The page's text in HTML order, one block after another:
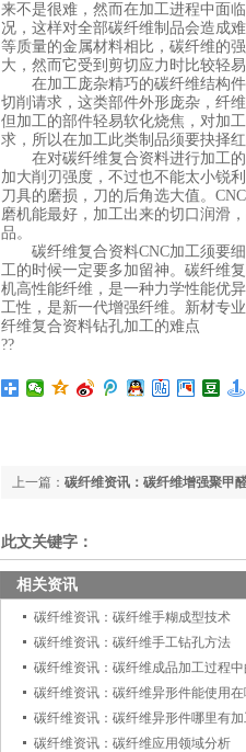
来不是很难，然而在加工进程中面
况，这样对全部碳纤维制品会造成
等质量的金属材料相比，碳纤维的
大，然而它受到剪切应力时比较轻
在加工庞杂精巧的碳纤维结构件
切削请求，这类部件外形庞杂，纤
但加工的部件轻易软化烧焦，对加
求，所以在加工此类制品须要抉择
在对碳纤维复合资料进行加工的
加大削刃强度，不过也不能太小锐
刀具的磨损，刀的后角选大值。
磨机能最好，加工出来的切口润滑
品。
碳纤维复合资料CNC加工须要细
工的时候一定要多加留神。 碳纤维
机高性能纤维，是一种力学性能优
工性，是新一代增强纤维。新材专
纤维复合资料钻孔加工的难点
??
上一篇： 碳纤维资讯：碳纤维增强聚甲
此文关键字：
相关资讯
碳纤维资讯：碳纤维手糊成型技术
碳纤维资讯：碳纤维手工钻孔方法
碳纤维资讯：碳纤维成品加工过程中
碳纤维资讯：碳纤维异形件能使用
碳纤维资讯：碳纤维异形件哪里有加
碳纤维资讯：碳纤维应用领域分析